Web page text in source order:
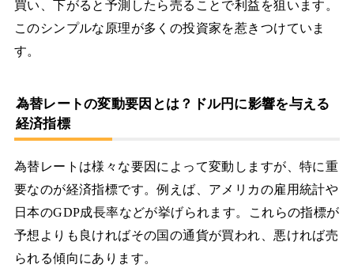
買い、下がると予測したら売ることで利益を狙います。
このシンプルな原理が多くの投資家を惹きつけていま
す。
為替レートの変動要因とは？ドル円に影響を与える
経済指標
為替レートは様々な要因によって変動しますが、特に重
要なのが経済指標です。例えば、アメリカの雇用統計や
日本のGDP成長率などが挙げられます。これらの指標が
予想よりも良ければその国の通貨が買われ、悪ければ売
られる傾向にあります。